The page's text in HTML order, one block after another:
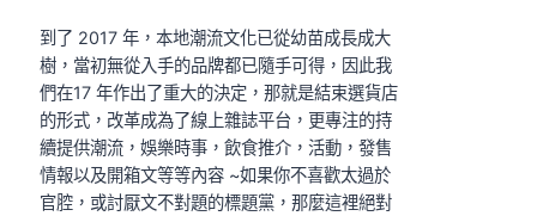
到了 2017 年，本地潮流文化已從幼苗成長成大
樹，當初無從入手的品牌都已隨手可得，因此我
們在17 年作出了重大的決定，那就是結束選貨店
的形式，改革成為了線上雜誌平台，更專注的持
續提供潮流，娛樂時事，飲食推介，活動，發售
情報以及開箱文等等內容 ~如果你不喜歡太過於
官腔，或討厭文不對題的標題黨，那麼這裡絕對